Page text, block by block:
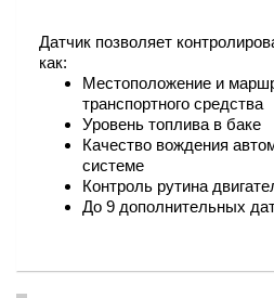
Датчик позволяет
как:
Местоположение и
транспортного средства
Уровень топлива в баке
Качество вождения
системе
Контроль рутина
До 9 дополнительных